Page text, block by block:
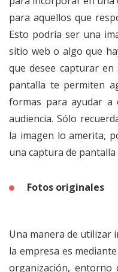
para aquellos que
Esto podría ser una
sitio web o algo que
que desee capturar
pantalla te permiten
formas para ayudar a
audiencia. Sólo
la imagen lo amerita,
una captura de
Fotos originales
Una manera de utilizar
la empresa es
organización, entorno